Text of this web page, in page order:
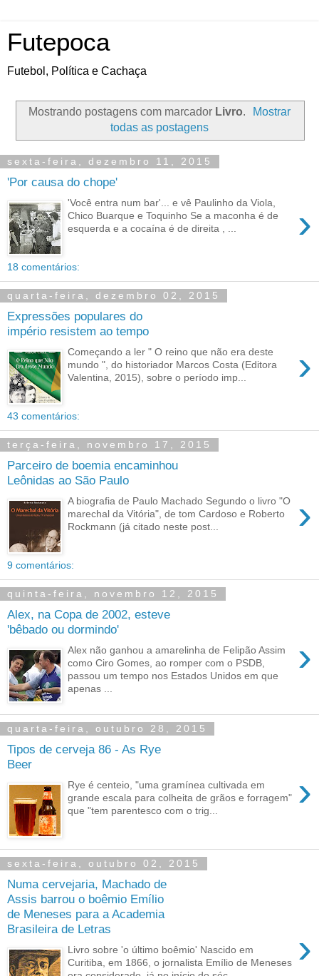
Futepoca
Futebol, Política e Cachaça
Mostrando postagens com marcador Livro.
Mostrar
todas as postagens
sexta-feira, dezembro 11, 2015
'Por causa do chope'
›
'Você entra num bar'... e vê Paulinho da Viola,
Chico Buarque e Toquinho Se a maconha é de
esquerda e a cocaína é de direita , ...
18 comentários:
quarta-feira, dezembro 02, 2015
Expressões populares do
império resistem ao tempo
›
Começando a ler " O reino que não era deste
mundo ", do historiador Marcos Costa (Editora
Valentina, 2015), sobre o período imp...
43 comentários:
terça-feira, novembro 17, 2015
Parceiro de boemia encaminhou
Leônidas ao São Paulo
›
A biografia de Paulo Machado Segundo o livro "O
marechal da Vitória", de tom Cardoso e Roberto
Rockmann (já citado neste post...
9 comentários:
quinta-feira, novembro 12, 2015
Alex, na Copa de 2002, esteve
'bêbado ou dormindo'
›
Alex não ganhou a amarelinha de Felipão Assim
como Ciro Gomes, ao romper com o PSDB,
passou um tempo nos Estados Unidos em que
apenas ...
quarta-feira, outubro 28, 2015
Tipos de cerveja 86 - As Rye
Beer
›
Rye é centeio, "uma gramínea cultivada em
grande escala para colheita de grãos e forragem"
que "tem parentesco com o trig...
sexta-feira, outubro 02, 2015
Numa cervejaria, Machado de
Assis barrou o boêmio Emílio
de Meneses para a Academia
Brasileira de Letras
›
Livro sobre 'o último boêmio' Nascido em
Curitiba, em 1866, o jornalista Emílio de Meneses